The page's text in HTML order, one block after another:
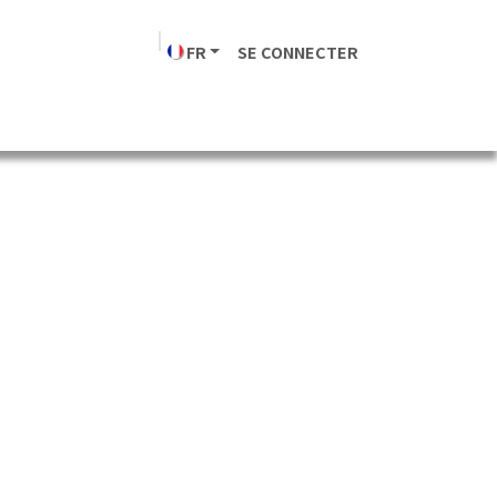
FR SE CONNECTER